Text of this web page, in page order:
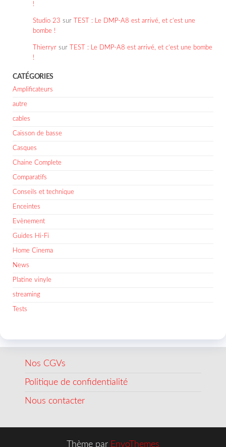
!
Studio 23 sur
TEST : Le DMP-A8 est arrivé, et c’est une
bombe !
Thierryr sur
TEST : Le DMP-A8 est arrivé, et c’est une bombe
!
CATÉGORIES
Amplificateurs
autre
cables
Caisson de basse
Casques
Chaine Complete
Comparatifs
Conseils et technique
Enceintes
Evènement
Guides Hi-Fi
Home Cinema
News
Platine vinyle
streaming
Tests
Nos CGVs
Politique de confidentialité
Nous contacter
Thème par EnvoThemes